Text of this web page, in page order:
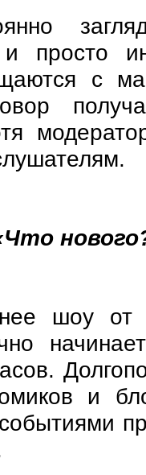
просто
с
шоу от
и